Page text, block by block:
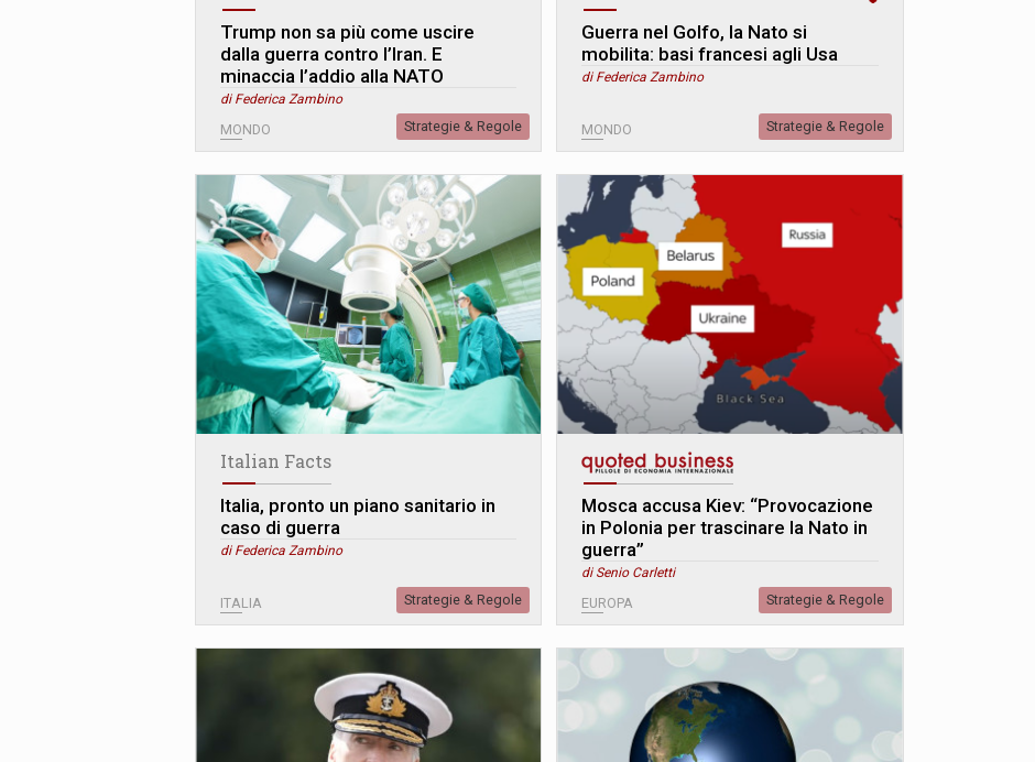
Trump non sa più come uscire
dalla guerra contro l’Iran. E
minaccia l’addio alla NATO
di Federica Zambino
MONDO Strategie & Regole
Guerra nel Golfo, la Nato si
mobilita: basi francesi agli Usa
di Federica Zambino
MONDO Strategie & Regole
Italian Facts
Italia, pronto un piano sanitario in
caso di guerra
di Federica Zambino
ITALIA Strategie & Regole
Mosca accusa Kiev: “Provocazione
in Polonia per trascinare la Nato in
guerra”
di Senio Carletti
EUROPA Strategie & Regole